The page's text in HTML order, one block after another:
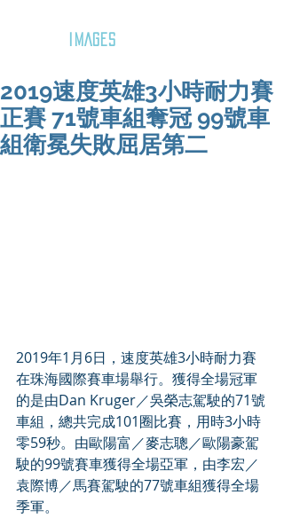
IMAGES
2019速度英雄3小時耐力賽
正賽 71號車組奪冠 99號車
組衛冕失敗屈居第二
2019年1月6日，速度英雄3小時耐力賽
在珠海國際賽車場舉行。獲得全場冠軍
的是由Dan Kruger／吳榮志駕駛的71號
車組，總共完成101圈比賽，用時3小時
零59秒。由歐陽富／麥志聰／歐陽豪駕
駛的99號賽車獲得全場亞軍，由李宏／
袁際博／馬賽駕駛的77號車組獲得全場
季軍。